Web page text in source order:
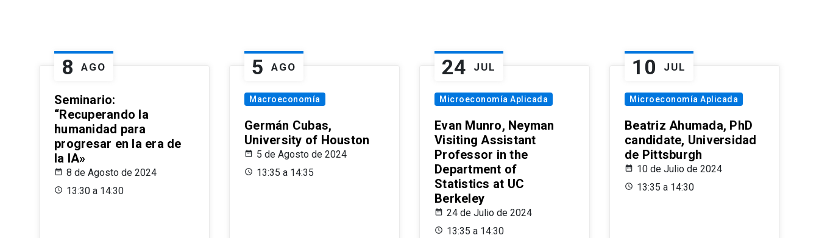
8 AGO
Seminario:
“Recuperando la
humanidad para
progresar en la era de
la IA»
8 de Agosto de 2024
13:30 a 14:30
5 AGO
Macroeconomía
Germán Cubas,
University of Houston
5 de Agosto de 2024
13:35 a 14:35
24 JUL
Microeconomía Aplicada
Evan Munro, Neyman
Visiting Assistant
Professor in the
Department of
Statistics at UC
Berkeley
24 de Julio de 2024
13:35 a 14:30
10 JUL
Microeconomía Aplicada
Beatriz Ahumada, PhD
candidate, Universidad
de Pittsburgh
10 de Julio de 2024
13:35 a 14:30